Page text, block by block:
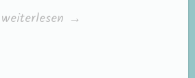
„Kleine
weiterlesen →